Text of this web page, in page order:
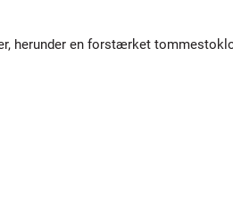
herunder en forstærket